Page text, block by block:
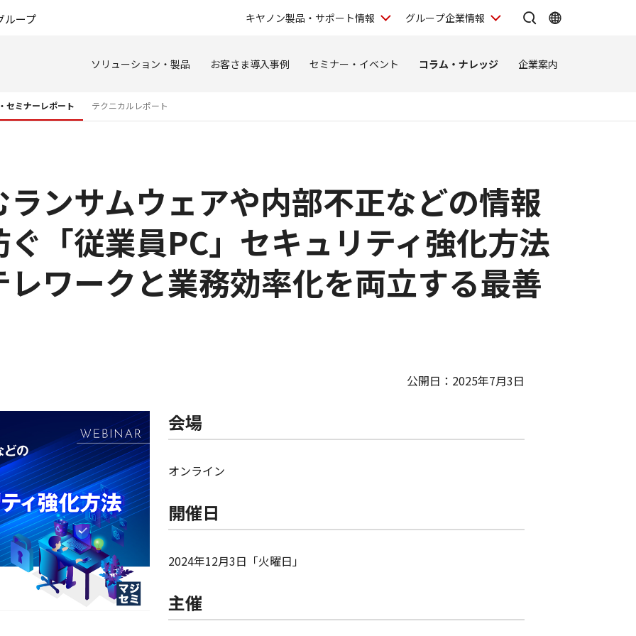
ループ キヤノン製品・サポート情報 グループ企業情報
ソリューション・製品 お客さま導入事例 セミナー・イベント コラム・ナレッジ 企業案内
セミナーレポート テクニカルレポート
ンサムウェアや内部不正などの情報
「従業員PC」セキュリティ強化方法
ワークと業務効率化を両立する最善
公開日：2025年7月3日
会場
オンライン
開催日
2024年12月3日「火曜日」
主催